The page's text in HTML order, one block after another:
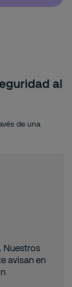
al
de una
Nuestros
avisan en